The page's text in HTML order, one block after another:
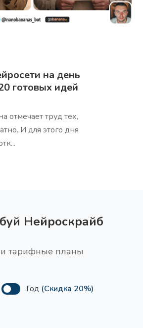
вебинара
аудитории
ЦА
Анализ, Свидетельства,
Призыв к действию)
на день
готовых идей
отмечает труд тех,
И для этого дня
Нейроскрайб
тарифные планы
Год (Скидка 20%)